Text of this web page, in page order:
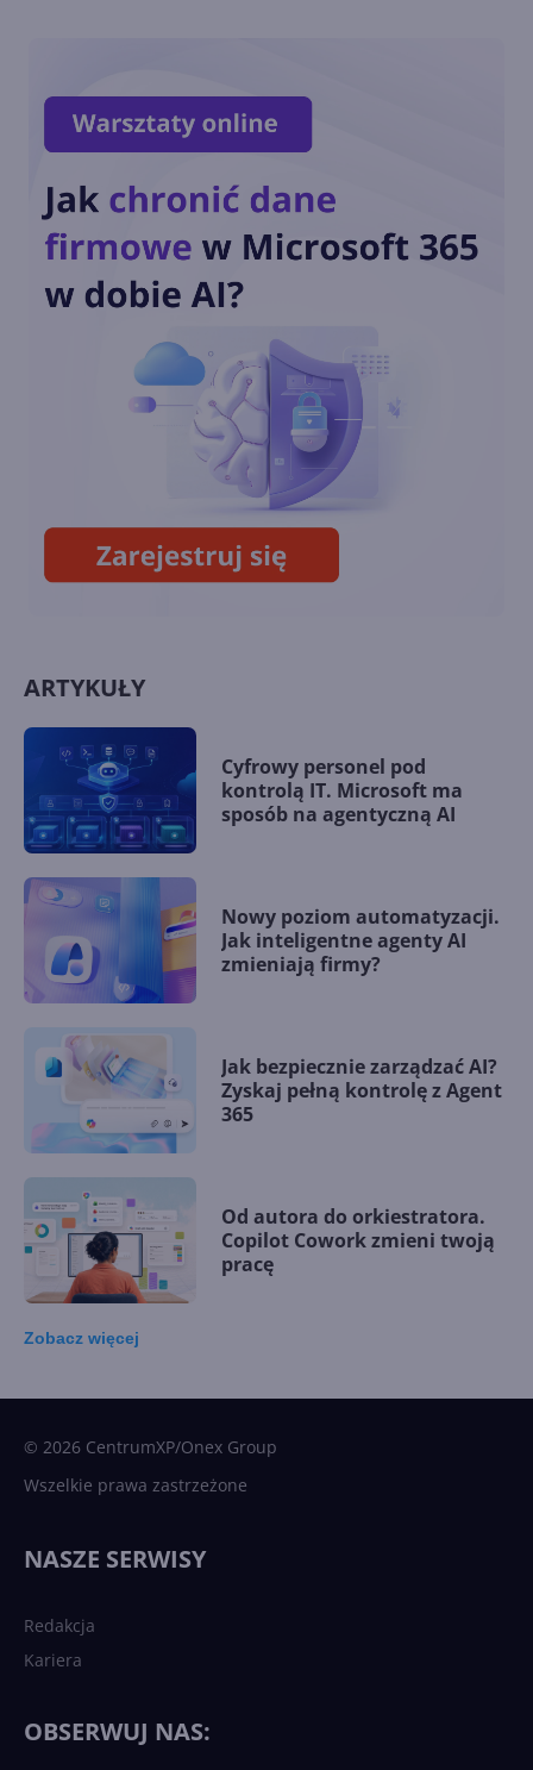
pobranie Paint 3D
Przedłużone wsparcie
konsumentów. Ile będzie
kosztować?
Październikowa aktualizacja
opcjonalna Windows 10 22H2
(build 19045.5073)
ARTYKUŁY
Cyfrowy personel pod
kontrolą IT. Microsoft ma
sposób na agentyczną AI
Nowy poziom automatyzacji.
Jak inteligentne agenty AI
zmieniają firmy?
Jak bezpiecznie zarządzać AI?
Zyskaj pełną kontrolę z Agent
365
Od autora do orkiestratora.
Copilot Cowork zmieni twoją
pracę
Zobacz więcej
© 2026 CentrumXP/Onex Group
Wszelkie prawa zastrzeżone
NASZE SERWISY
Redakcja
Kariera
OBSERWUJ NAS: